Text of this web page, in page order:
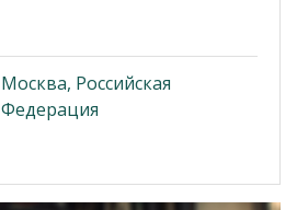
Москва, Российская
Федерация